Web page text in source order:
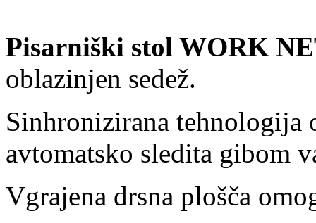
Pisarniški stol WORK
oblazinjen sedež.
Sinhronizirana tehnologija
avtomatsko sledita gibom
Vgrajena drsna plošča